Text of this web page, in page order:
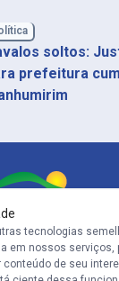
soltos:
prefeitura
tecnologias
em nossos serviços,
conteúdo de seu